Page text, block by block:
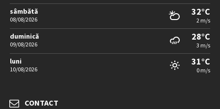
sâmbătă
08/08/2026
32°C
2 m/s
duminică
09/08/2026
28°C
3 m/s
luni
10/08/2026
31°C
0 m/s
CONTACT